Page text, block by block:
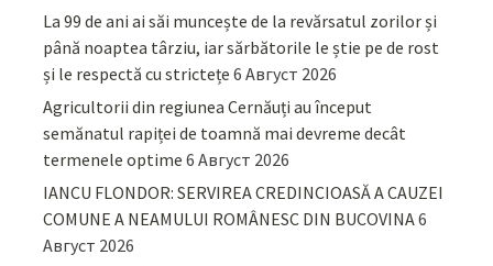
La 99 de ani ai săi muncește de la revărsatul zorilor și
până noaptea târziu, iar sărbătorile le știe pe de rost
și le respectă cu strictețe 6 Август 2026
Agricultorii din regiunea Cernăuți au început
semănatul rapiței de toamnă mai devreme decât
termenele optime 6 Август 2026
IANCU FLONDOR: SERVIREA CREDINCIOASĂ A CAUZEI
COMUNE A NEAMULUI ROMÂNESC DIN BUCOVINA6
Август 2026